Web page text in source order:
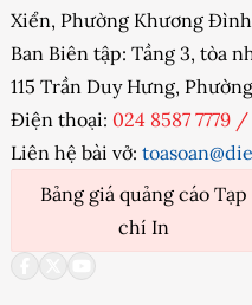
Xiển, Phường Khương
Ban Biên tập: Tầng 3, tòa
115 Trần Duy Hưng,
Điện thoại: 024 8587 7779 /
Liên hệ bài vở:
Bảng giá quảng cáo Tạp
chí In